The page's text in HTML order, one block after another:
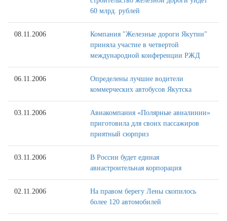
60 млрд. рублей
08.11.2006
Компания "Железные дороги Якутии"
приняла участие в четвертой
международной конференции РЖД
06.11.2006
Определены лучшие водители
коммерческих автобусов Якутска
03.11.2006
Авиакомпания «Полярные авиалинии»
приготовила для своих пассажиров
приятный сюрприз
03.11.2006
В России будет единая
авиастроительная корпорация
02.11.2006
На правом берегу Лены скопилось
более 120 автомобилей